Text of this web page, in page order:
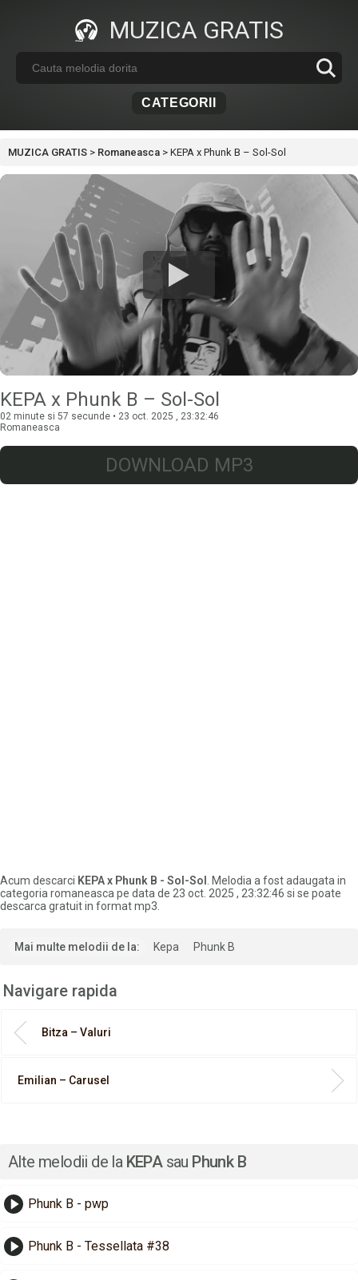
MUZICA GRATIS
CATEGORII
MUZICA GRATIS > Romaneasca > KEPA x Phunk B – Sol-Sol
KEPA x Phunk B – Sol-Sol
02 minute si 57 secunde • 23 oct. 2025 , 23:32:46
Romaneasca
DOWNLOAD MP3
Acum descarci KEPA x Phunk B - Sol-Sol
. Melodia a fost adaugata in
categoria romaneasca pe data de 23 oct. 2025 , 23:32:46 si se poate
descarca gratuit in format mp3.
Mai multe melodii de la: Kepa Phunk B
Navigare rapida
Bitza – Valuri
Emilian – Carusel
Alte melodii de la KEPAsau Phunk B
Phunk B - pwp
Phunk B - Tessellata #38